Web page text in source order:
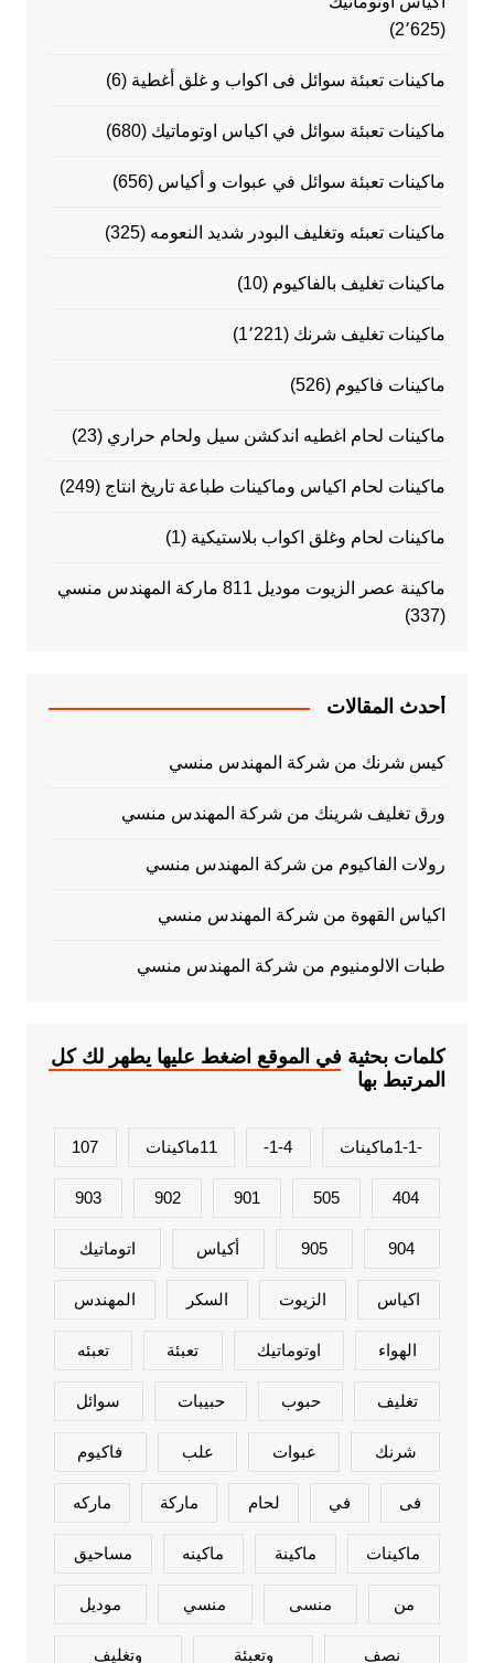
(2٬625)
ماكينات تعبئة سوائل فى اكواب و غلق أغطية (6)
ماكينات تعبئة سوائل في اكياس اوتوماتيك (680)
ماكينات تعبئة سوائل في عبوات و أكياس (656)
ماكينات تعبئه وتغليف البودر شديد النعومه (325)
ماكينات تغليف بالفاكيوم (10)
ماكينات تغليف شرنك (1٬221)
ماكينات فاكيوم (526)
ماكينات لحام اغطيه اندكشن سيل ولحام حراري (23)
ماكينات لحام اكياس وماكينات طباعة تاريخ انتاج (249)
ماكينات لحام وغلق اكواب بلاستيكية (1)
ماكينة عصر الزيوت موديل 811 ماركة المهندس منسي
(337)
أحدث المقالات
كيس شرنك من شركة المهندس منسي
ورق تغليف شرينك من شركة المهندس منسي
رولات الفاكيوم من شركة المهندس منسي
اكياس القهوة من شركة المهندس منسي
طبات الالومنيوم من شركة المهندس منسي
كلمات بحثية في الموقع اضغط عليها يطهر لك كل
المرتبط بها
-1-1ماكينات 1-4- 11ماكينات 107
404
505
901
902
903
904
905 أكياس اتوماتيك
اكياس الزيوت السكر المهندس
الهواء اوتوماتيك تعبئة تعبئه
تغليف حبوب حبيبات سوائل
شرنك عبوات علب فاكيوم
فى في لحام ماركة ماركه
ماكينات ماكينة ماكينه مساحيق
من منسى منسي موديل
نصف وتعبئة وتغليف